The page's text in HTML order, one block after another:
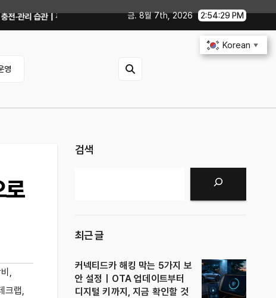
불안 줄이는 현실적인 방법 iOS 27·Android 17 최신 기능 숨은 팁｜매
금. 8월 7th, 2026 2:54:31 PM
영
로
,
크랩,
검색
최근 글
커넥티드카 해킹 막는 5가지 보
안 설정｜OTA 업데이트부터
디지털 키까지, 지금 확인할 것
Korean ▼